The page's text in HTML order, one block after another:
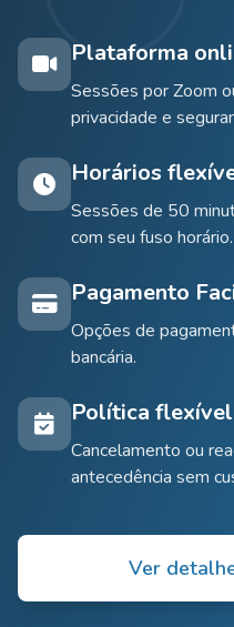
Plataforma
Sessões por Zoom
privacidade e
Horários
Sessões de 50
com seu fuso horário.
Pagamento
Opções de
bancária.
Política flexível
Cancelamento ou
antecedência sem
Ver